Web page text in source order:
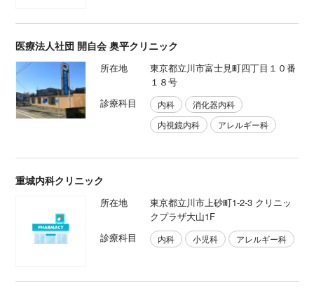
医療法人社団 開自会 奥平クリニック
所在地
東京都立川市富士見町四丁目１０番
１８号
診療科目
内科
消化器内科
内視鏡内科
アレルギー科
重城内科クリニック
所在地
東京都立川市上砂町1-2-3 クリニッ
クプラザ大山1F
診療科目
内科 小児科 アレルギー科